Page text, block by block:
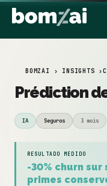
BOMZAI › INSIGHTS ›
Prédiction
IA Seguros 3 mois
RESULTADO MEDIDO
-30% churn sur
primes